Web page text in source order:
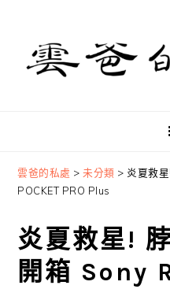
primary
navigation
content
primary
sidebar
雲爸的私處 >未分類 > 炎夏救
POCKET PRO Plus
炎夏救星!
開箱 Sony